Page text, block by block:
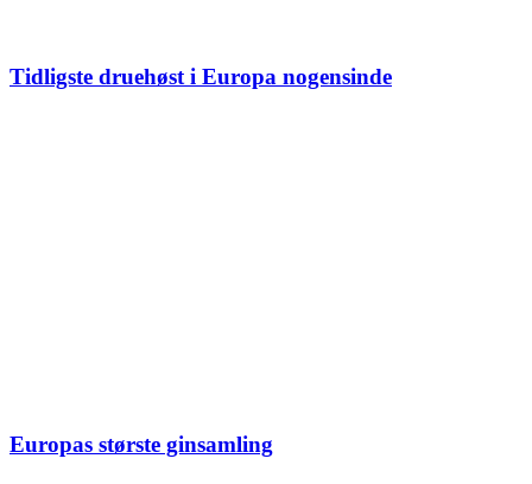
Tidligste druehøst i Europa nogensinde
Europas største ginsamling